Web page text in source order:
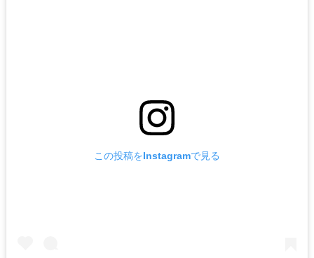
この投稿をInstagramで見る